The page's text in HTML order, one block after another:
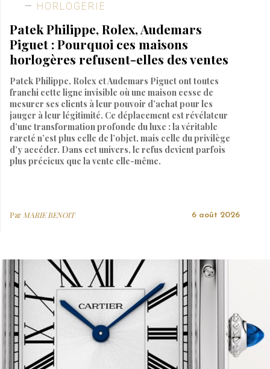
HORLOGERIE
Patek Philippe, Rolex, Audemars
Piguet : Pourquoi ces maisons
horlogères refusent-elles des ventes
Patek Philippe, Rolex et Audemars Piguet ont toutes
franchi cette ligne invisible où une maison cesse de
mesurer ses clients à leur pouvoir d’achat pour les
jauger à leur légitimité. Ce déplacement est révélateur
d’une transformation profonde du luxe : la véritable
rareté n’est plus celle de l’objet, mais celle du privilège
d’y accéder. Dans cet univers, le refus devient parfois
plus précieux que la vente elle-même.
Par MARIE BENOIT 6 août 2026